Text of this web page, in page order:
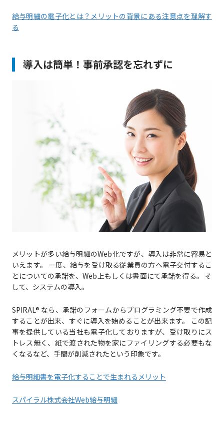
給与明細の電子化とは？メリットの背景にある注意点を理解す
る
導入は簡単！事前承認を忘れずに
メリットが多い給与明細のWeb化ですが、導入は非常に容易と
いえます。 一度、給与を受け取る従業員の方へ電子交付するこ
とについての承諾を、Web上もしくは書面にて承諾を得る。 そ
して、システムの導入。
SPIRAL® なら、承諾のフォームからプログラミング不要で作成
することが出来、すぐに導入を始めることが出来ます。 この記
事を提供している当社も電子化しておりますが、受け取りにス
トレス無く、紙で渡された物を家にファイリングする必要もな
くなるなど、手間が削減されたという印象です。
給与明細書を電子化することで生まれるメリット
スパイラル株式会社Web給与明細